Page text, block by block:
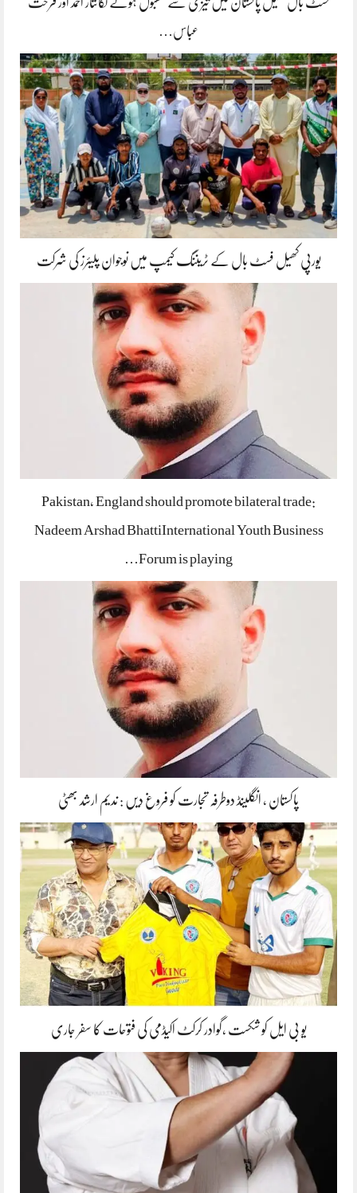
عباس…
یورپی کھیل فسٹ بال کے ٹریننگ کیمپ میں نوجوان پلیئرز کی شرکت
Pakistan, England should promote bilateral trade:
Nadeem Arshad BhattiInternational Youth Business
Forum is playing…
پاکستان ، انگلینڈ دوطرفہ تجارت کو فروغ دیں : ندیم ارشد بھٹی
یو بی ایل کو شکست ،گوادر کرکٹ اکیڈمی کی فتوحات کا سفر جاری